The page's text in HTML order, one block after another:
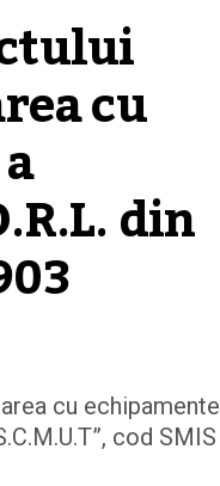
cu
din
cu echipamente
cod SMIS